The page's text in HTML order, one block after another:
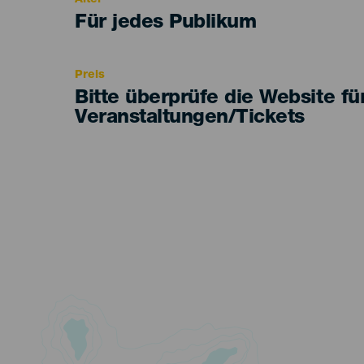
Edad
Für jedes Publikum
Preis
Bitte überprüfe die Website
Veranstaltungen/Tickets